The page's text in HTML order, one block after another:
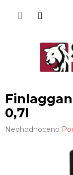
0,7l
Průměrné
Neohodnoceno